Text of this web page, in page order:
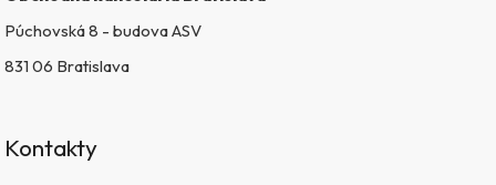
Púchovská 8 - budova ASV
831 06 Bratislava
Kontakty